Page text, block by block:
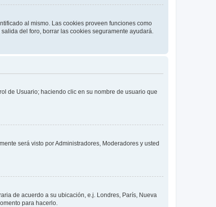
al mismo. Las cookies proveen funciones como
del foro, borrar las cookies seguramente ayudará.
de Usuario; haciendo clic en su nombre de usuario que
será visto por Administradores, Moderadores y usted
de acuerdo a su ubicación, e.j. Londres, París, Nueva
para hacerlo.